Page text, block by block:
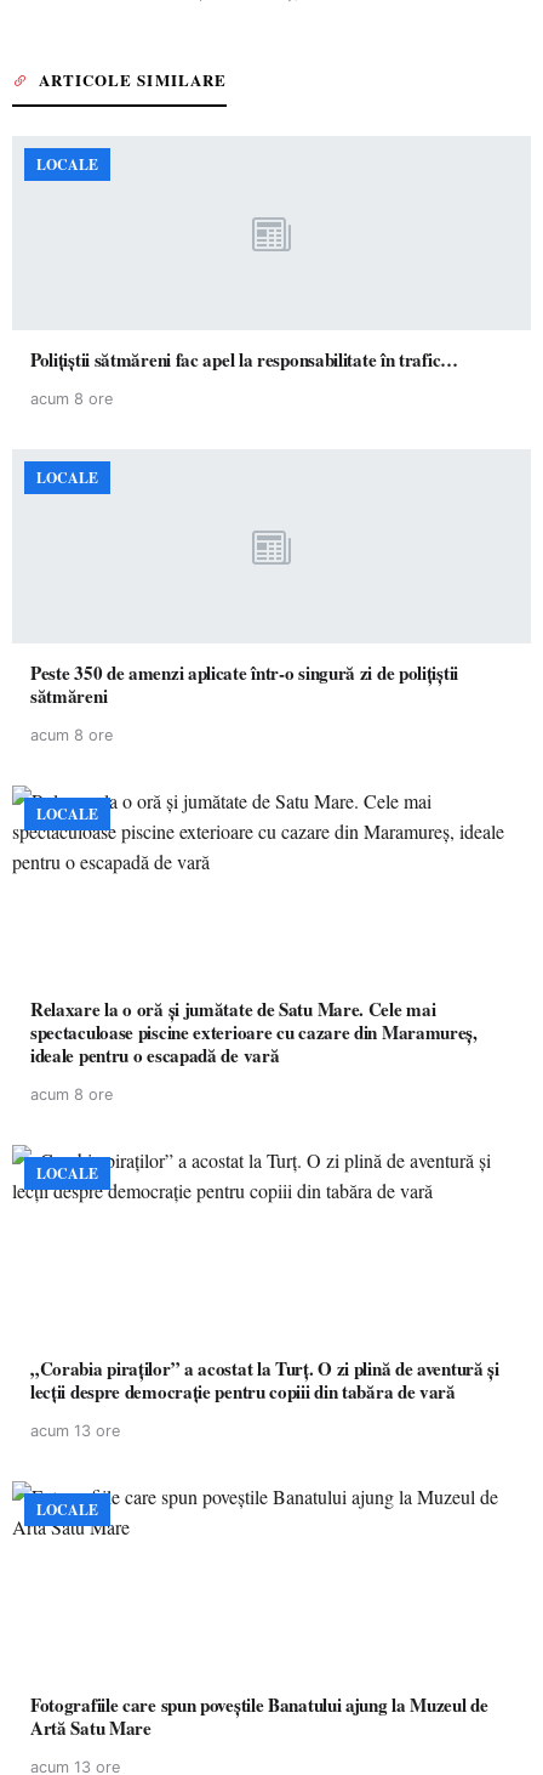
ARTICOLE SIMILARE
LOCALE
Polițiștii sătmăreni fac apel la responsabilitate în trafic…
acum 8 ore
LOCALE
Peste 350 de amenzi aplicate într-o singură zi de polițiștii
sătmăreni
acum 8 ore
LOCALE
Relaxare la o oră și jumătate de Satu Mare. Cele mai
spectaculoase piscine exterioare cu cazare din Maramureș,
ideale pentru o escapadă de vară
acum 8 ore
LOCALE
„Corabia piraților” a acostat la Turț. O zi plină de aventură și
lecții despre democrație pentru copiii din tabăra de vară
acum 13 ore
LOCALE
Fotografiile care spun poveștile Banatului ajung la Muzeul de
Artă Satu Mare
acum 13 ore